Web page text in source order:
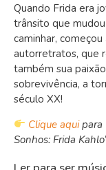
Quando Frida era
trânsito que
caminhar,
autorretratos, que
também sua
sobrevivência, a
século XX!
Clique aquipara
Sonhos: Frida